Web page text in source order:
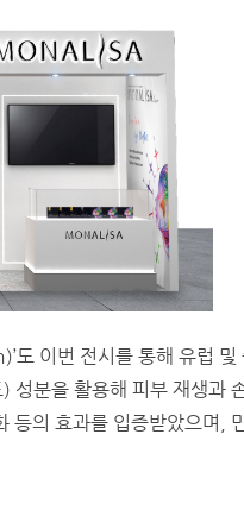
도 이번 전시를 통해 유럽 및
성분을 활용해 피부 재생과
등의 효과를 입증받았으며,